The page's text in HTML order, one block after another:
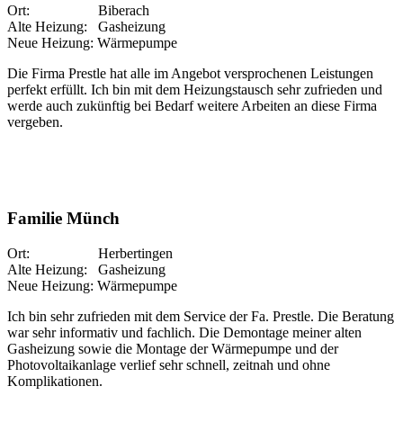
Ort: Biberach
Alte Heizung: Gasheizung
Neue Heizung: Wärmepumpe
Die Firma Prestle hat alle im Angebot versprochenen Leistungen
perfekt erfüllt. Ich bin mit dem Heizungstausch sehr zufrieden und
werde auch zukünftig bei Bedarf weitere Arbeiten an diese Firma
vergeben.
Familie Münch
Ort: Herbertingen
Alte Heizung: Gasheizung
Neue Heizung: Wärmepumpe
Ich bin sehr zufrieden mit dem Service der Fa. Prestle. Die Beratung
war sehr informativ und fachlich. Die Demontage meiner alten
Gasheizung sowie die Montage der Wärmepumpe und der
Photovoltaikanlage verlief sehr schnell, zeitnah und ohne
Komplikationen.